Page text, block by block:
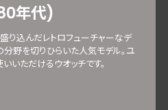
年代)
り込んだレトロフューチャーなデ
分野を切りひらいた人気モデル。ユ
いただけるウオッチです。